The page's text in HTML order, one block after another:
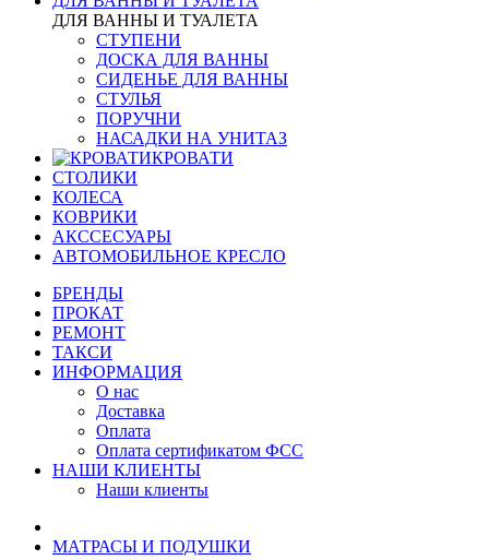
ДЛЯ ВАННЫ И ТУАЛЕТА
СТУПЕНИ
ДОСКА ДЛЯ ВАННЫ
СИДЕНЬЕ ДЛЯ ВАННЫ
СТУЛЬЯ
ПОРУЧНИ
НАСАДКИ НА УНИТАЗ
КРОВАТИ
СТОЛИКИ
КОЛЕСА
КОВРИКИ
АКССЕСУАРЫ
АВТОМОБИЛЬНОЕ КРЕСЛО
БРЕНДЫ
ПРОКАТ
РЕМОНТ
ТАКСИ
ИНФОРМАЦИЯ
О нас
Доставка
Оплата
Оплата сертификатом ФСС
НАШИ КЛИЕНТЫ
Наши клиенты
МАТРАСЫ И ПОДУШКИ